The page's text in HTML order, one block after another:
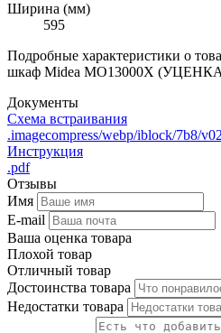
Ширина (мм)
595
Подробные характеристики о
шкаф Midea MO13000X
Документы
Схема встраивания
.imagecompress/webp/iblock/7b8/
Инструкция
.pdf
Отзывы
Имя
E-mail
Ваша оценка товара
Плохой товар
Отличный товар
Достоинства товара
Недостатки товара